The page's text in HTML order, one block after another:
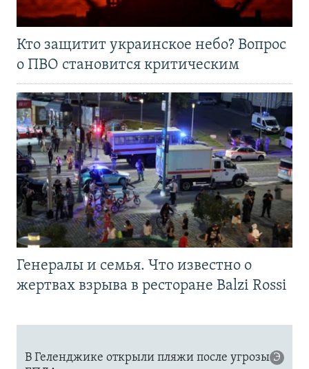
Кто защитит украинское небо? Вопрос
о ПВО становится критическим
Генералы и семья. Что известно о
жертвах взрыва в ресторане Balzi Rossi